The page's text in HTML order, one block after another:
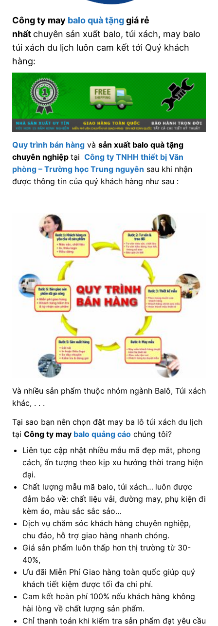
Công ty may balo quà tặnggiá rẻ
nhất chuyên sản xuất balo, túi xách, may balo
túi xách du lịch luôn cam kết tới Quý khách
hàng:
Quy trình bán hàngvà sản xuất balo quà tặng
chuyên nghiệp tại Công ty TNHH thiết bị Văn
phòng – Trường học Trung nguyên sau khi nhận
được thông tin của quý khách hàng như sau :
Và nhiều sản phẩm thuộc nhóm ngành Balô, Túi xách
khác, . . .
Tại sao bạn nên chọn đặt may ba lô túi xách du lịch
tại Công ty may balo quảng cáochúng tôi?
Liên tục cập nhật nhiều mẫu mã đẹp mắt, phong
cách, ấn tượng theo kịp xu hướng thời trang hiện
đại.
Chất lượng mẫu mã balo, túi xách… luôn được
đảm bảo về: chất liệu vải, đường may, phụ kiện đi
kèm áo, màu sắc sắc sảo…
Dịch vụ chăm sóc khách hàng chuyên nghiệp,
chu đáo, hỗ trợ giao hàng nhanh chóng.
Giá sản phẩm luôn thấp hơn thị trường từ 30-
40%,
Ưu đãi Miễn Phí Giao hàng toàn quốc giúp quý
khách tiết kiệm được tối đa chi phí.
Cam kết hoàn phí 100% nếu khách hàng không
hài lòng về chất lượng sản phẩm.
Chỉ thanh toán khi kiểm tra sản phẩm đạt yêu cầu